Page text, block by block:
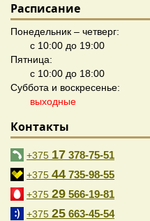
Расписание
Понедельник – четверг:
с 10:00 до 19:00
Пятница:
с 10:00 до 18:00
Суббота и воскресенье:
выходные
Контакты
+375 17 378-75-51
+375 44 735-98-55
+375 29 566-19-81
+375 25 663-45-54